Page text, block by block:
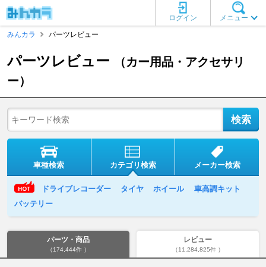
メニュー
ログイン
みんカラ
パーツレビュー
パーツレビュー
（カー用品・アクセサリ
ー）
車種検索 カテゴリ検索 メーカー検索
ドライブレコーダー タイヤ ホイール
車高調キット
バッテリー
パーツ・商品
（174,444件 ）
レビュー
（11,284,825件 ）